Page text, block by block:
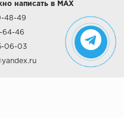
написать в MAX
48-49
64-46
06-03